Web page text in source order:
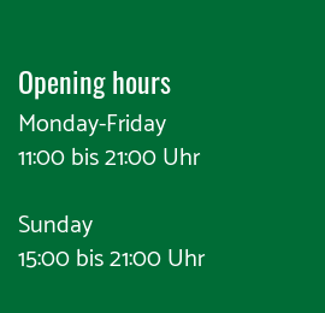
Opening hours
Monday-Friday
11:00 bis 21:00 Uhr
Sunday
15:00 bis 21:00 Uhr